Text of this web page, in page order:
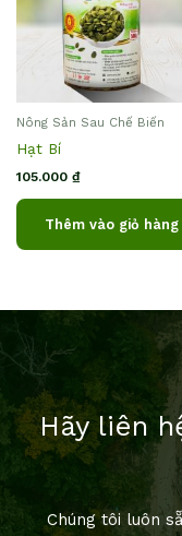
Nông Sản Sau Chế Biến
Hạt Bí
105.000 ₫
Thêm vào giỏ hàng
Hãy liên
Chúng tôi luôn